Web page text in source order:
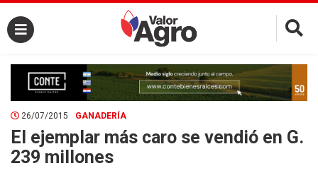
×
26/07/2015 GANADERÍA
El ejemplar más caro se vendió en G.
239 millones